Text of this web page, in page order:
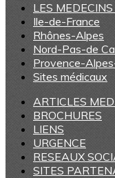
LES
Ile-de-France
Rhônes-Alpes
Nord-Pas-de
Provence-
Sites médicaux
ARTICLES
BROCHURES
LIENS
URGENCE
RESEAUX
SITES